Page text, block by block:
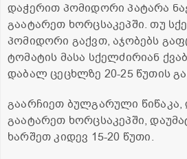
დაჭერით პომიდორი პატარა
გაატარეთ ხორცსაკეპში. თუ
პომიდორი გაქვთ, აჯობებს
ტომატის მასა სქელძირიან
დაბალ ცეცხლზე 20-25 წუთის
გაარჩიეთ ბულგარული წიწაკა,
გაატარეთ ხორცსაკეპში,
ხარშეთ კიდევ 15-20 წუთი.